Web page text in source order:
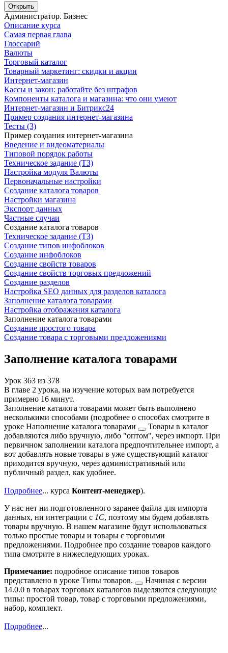
Открыть
Администратор. Бизнес
Описание курса
Самая первая глава
Глоссарий
Валюты
Торговый каталог
Товарный маркетинг: скидки и акции
Интернет-магазин
Кассы и закон: работайте без штрафов
Компоненты каталога и магазина: что они умеют
Интернет-магазин и Битрикс24
Пример создания интернет-магазина
Тесты (3)
Пример создания интернет-магазина
Введение и видеоматериалы
Типовой порядок работы
Техническое задание (ТЗ)
Настройка модуля Валюты
Первоначальные настройки
Создание каталога товаров
Настройки магазина
Экспорт данных
Частные случаи
Создание каталога товаров
Техническое задание (ТЗ)
Создание типов инфоблоков
Создание инфоблоков
Создание свойств товаров
Создание свойств торговых предложений
Создание разделов
Настройка SEO данных для разделов каталога
Заполнение каталога товарами
Настройка отображения каталога
Заполнение каталога товарами
Создание простого товара
Создание товара с торговыми предложениями
Заполнение каталога товарами
Урок 363 из 378
В главе 2 урока, на изучение которых вам потребуется
примерно 16 минут.
Заполнение каталога товарами может быть выполнено
несколькими способами (подробнее о способах смотрите в
уроке Наполнение каталога товарами
Товары в каталог
добавляются либо вручную, либо "оптом", через импорт. При
первичном заполнении каталога предпочтительнее импорт, а
вот добавлять новые товары в уже существующий каталог
приходится вручную, через административный или
публичный раздел, как удобнее.
Подробнее... курса Контент-менеджер).
У нас нет ни подготовленного заранее файла для импорта
данных, ни интеграции с 1С, поэтому мы будем добавлять
товары вручную. В нашем магазине будут использоваться
только простые товары и товары с торговыми
предложениями. Подробнее про создание товаров каждого
типа смотрите в нижеследующих уроках.
Примечание: подробное описание типов товаров
представлено в уроке Типы товаров.
Начиная с версии
14.0.0 в товарах торговых каталогов выделяются следующие
типы: простой товар, товар с торговыми предложениями,
набор, комплект.
Подробнее...